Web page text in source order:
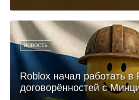
НОВОСТЬ
Roblox начал работать в
договорённостей с